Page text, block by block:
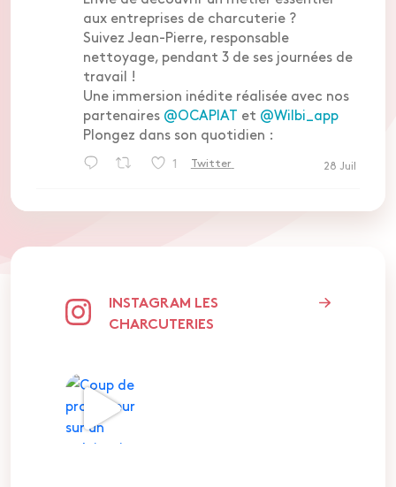
28 Juil
aux entreprises de charcuterie ?
Suivez Jean-Pierre, responsable
nettoyage, pendant 3 de ses journées de
travail !
Une immersion inédite réalisée avec nos
partenaires @OCAPIAT et @Wilbi_app
Plongez dans son quotidien :
1 Twitter
FICT Retweeté
Le saviez-vous ? La filière porcine
française en chiffres c'est :
304 sites de nutrition animale
355 ateliers d'abattage et de
découpe
300 fabricants de charcuterie
INSTAGRAM LES
CHARCUTERIES